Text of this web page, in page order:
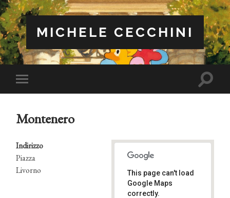
MICHELE CECCHINI
Attiva/disattiva
il
dispositivi
Attiva/
Montenero
Montenero
Piazza - Livorno
Eventi
This page can't load
Google Maps
correctly.
Indirizzo
Piazza
Livorno